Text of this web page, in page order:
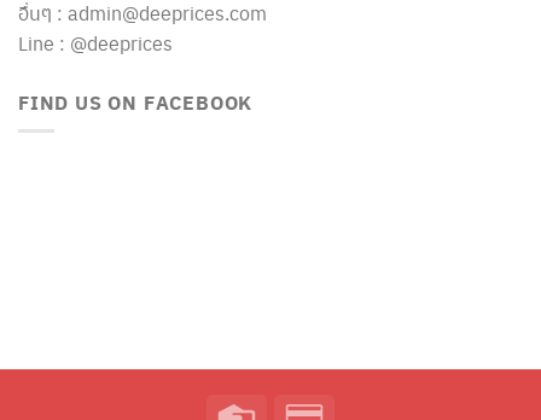
อื่นๆ : admin@deeprices.com
Line : @deeprices
FIND US ON FACEBOOK
Credit